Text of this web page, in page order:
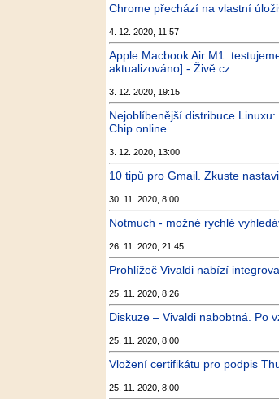
Chrome přechází na vlastní
4. 12. 2020, 11:57
Apple Macbook Air M1:
aktualizováno] - Živě.cz
3. 12. 2020, 19:15
Nejoblíbenější distribuce
Chip.online
3. 12. 2020, 13:00
10 tipů pro Gmail. Zkuste
30. 11. 2020, 8:00
Notmuch - možné rychlé
26. 11. 2020, 21:45
Prohlížeč Vivaldi nabízí
25. 11. 2020, 8:26
Diskuze – Vivaldi nabobtná. Po
25. 11. 2020, 8:00
Vložení certifikátu pro podpis
25. 11. 2020, 8:00